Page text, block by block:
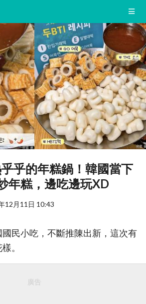
乎的年糕鍋！韓國當下
年糕，邊吃邊玩XD
12月11日 10:43
民小吃，不斷推陳出新，這次有
。
廣告